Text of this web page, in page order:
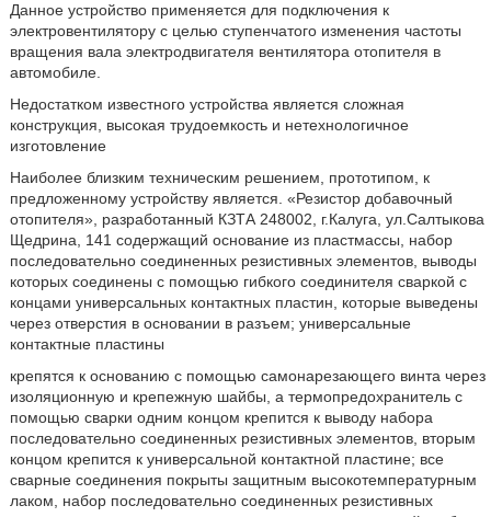
Данное устройство применяется для подключения к
электровентилятору с целью ступенчатого изменения частоты
вращения вала электродвигателя вентилятора отопителя в
автомобиле.
Недостатком известного устройства является сложная
конструкция, высокая трудоемкость и нетехнологичное
изготовление
Наиболее близким техническим решением, прототипом, к
предложенному устройству является. «Резистор добавочный
отопителя», разработанный КЗТА 248002, г.Калуга, ул.Салтыкова
Щедрина, 141 содержащий основание из пластмассы, набор
последовательно соединенных резистивных элементов, выводы
которых соединены с помощью гибкого соединителя сваркой с
концами универсальных контактных пластин, которые выведены
через отверстия в основании в разъем; универсальные
контактные пластины
крепятся к основанию с помощью самонарезающего винта через
изоляционную и крепежную шайбы, а термопредохранитель с
помощью сварки одним концом крепится к выводу набора
последовательно соединенных резистивных элементов, вторым
концом крепится к универсальной контактной пластине; все
сварные соединения покрыты защитным высокотемпературным
лаком, набор последовательно соединенных резистивных